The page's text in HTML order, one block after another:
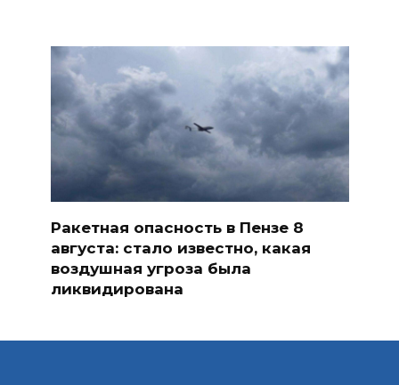
Ракетная опасность в Пензе 8
августа: стало известно, какая
воздушная угроза была
ликвидирована